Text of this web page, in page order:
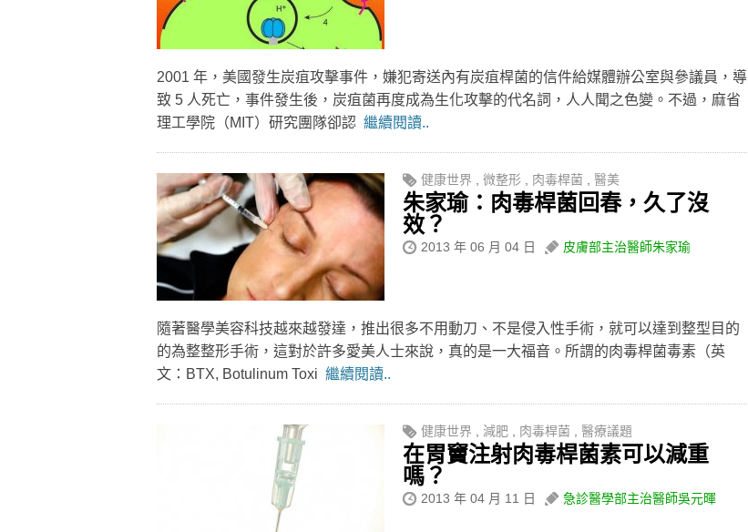
2001 年，美國發生炭疽攻擊事件，嫌犯寄送內有炭疽桿菌的信件給媒體辦公室與參議員，導
致 5 人死亡，事件發生後，炭疽菌再度成為生化攻擊的代名詞，人人聞之色變。不過，麻省
理工學院（MIT）研究團隊卻認 繼續閱讀..
健康世界 微整形 肉毒桿菌 醫美
朱家瑜：肉毒桿菌回春，久了沒
效？
2013 年 06 月 04 日 皮膚部主治醫師朱家瑜
隨著醫學美容科技越來越發達，推出很多不用動刀、不是侵入性手術，就可以達到整型目的
的為整整形手術，這對於許多愛美人士來說，真的是一大福音。所謂的肉毒桿菌毒素（英
文：BTX, Botulinum Toxi 繼續閱讀..
健康世界 減肥 肉毒桿菌 醫療議題
在胃竇注射肉毒桿菌素可以減重
嗎？
2013 年 04 月 11 日 急診醫學部主治醫師吳元暉